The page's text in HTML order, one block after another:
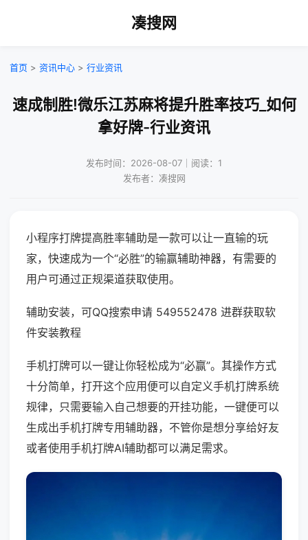
凑搜网
首页 > 资讯中心 > 行业资讯
速成制胜!微乐江苏麻将提升胜率技巧_如何
拿好牌-行业资讯
发布时间：2026-08-07｜阅读：1
发布者：凑搜网
小程序打牌提高胜率辅助是一款可以让一直输的玩
家，快速成为一个“必胜”的输赢辅助神器，有需要的
用户可通过正规渠道获取使用。
辅助安装，可QQ搜索申请 549552478 进群获取软
件安装教程
手机打牌可以一键让你轻松成为“必赢”。其操作方式
十分简单，打开这个应用便可以自定义手机打牌系统
规律，只需要输入自己想要的开挂功能，一键便可以
生成出手机打牌专用辅助器，不管你是想分享给好友
或者使用手机打牌AI辅助都可以满足需求。